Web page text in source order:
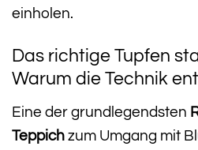
einholen.
Das richtige Tupfen
Warum die Technik
Eine der grundlegendsten
Teppich zum Umgang mit